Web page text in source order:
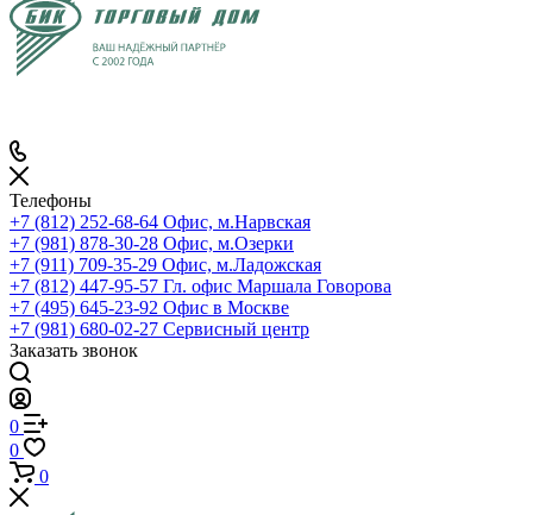
Телефоны
+7 (812) 252-68-64 Офис, м.Нарвская
+7 (981) 878-30-28 Офис, м.Озерки
+7 (911) 709-35-29 Офис, м.Ладожская
+7 (812) 447-95-57 Гл. офис Маршала Говорова
+7 (495) 645-23-92 Офис в Москве
+7 (981) 680-02-27 Сервисный центр
Заказать звонок
0
0
0